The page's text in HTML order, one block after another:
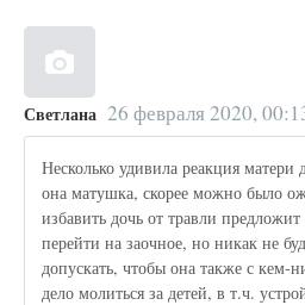
Светлана 26 февраля 2020,
Несколько удивила реакция
она матушка, скорее можно было
избавить дочь от травли
перейти на заочное, но никак не
допускать, чтобы она также с кем-
дело молиться за детей, в т.ч.